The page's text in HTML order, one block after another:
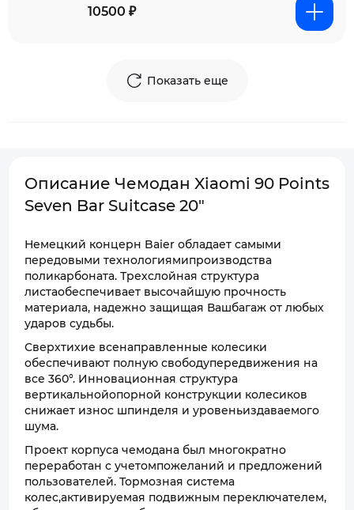
10500 ₽
Показать еще
Описание Чемодан Xiaomi 90 Points
Seven Bar Suitcase 20"
Немецкий концерн Baier обладает самыми
передовыми технологиямипроизводства
поликарбоната. Трехслойная структура
листаобеспечивает высочайшую прочность
материала, надежно защищая Вашбагаж от любых
ударов судьбы.
Сверхтихие всенаправленные колесики
обеспечивают полную свободупередвижения на
все 360°. Инновационная структура
вертикальнойопорной конструкции колесиков
снижает износ шпинделя и уровеньиздаваемого
шума.
Проект корпуса чемодана был многократно
переработан с учетомпожеланий и предложений
пользователей. Тормозная система
колес,активируемая подвижным переключателем,